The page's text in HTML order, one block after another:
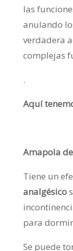
las
anulando
verdadera
complejas
.
Aquí
Amapola
Tiene un
analgésico
para
Se puede